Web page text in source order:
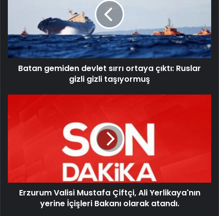
Batan gemiden devlet sırrı ortaya çıktı: Ruslar
gizli gizli taşıyormuş
Erzurum Valisi Mustafa Çiftçi, Ali Yerlikaya'nın
yerine İçişleri Bakanı olarak atandı.